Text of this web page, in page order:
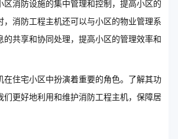
区消防设施的集中管理和控制，提高小区的
，消防工程主机还可以与小区的物业管理系
的共享和协同处理，提高小区的管理效率和
在住宅小区中扮演着重要的角色。了解其功
们更好地利用和维护消防工程主机，保障居